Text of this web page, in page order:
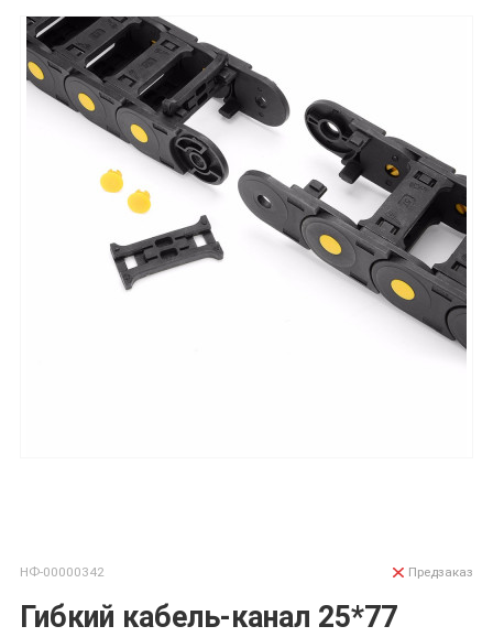
НФ-00000342
Гибкий кабель-канал 25*77
Предзаказ